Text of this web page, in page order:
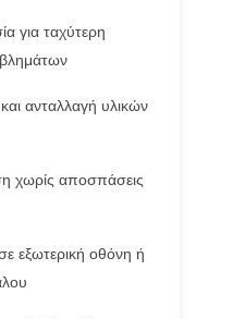
για ταχύτερη
ανταλλαγή υλικών
χωρίς αποσπάσεις
εξωτερική οθόνη ή